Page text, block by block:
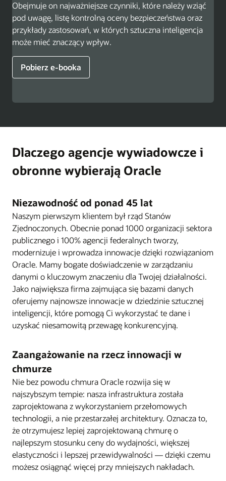
Obejmuje on najważniejsze czynniki, które należy wziąć
pod uwagę, listę kontrolną oceny bezpieczeństwa oraz
przykłady zastosowań, w których sztuczna inteligencja
może mieć znaczący wpływ.
Pobierz e-booka
Dlaczego agencje wywiadowcze i
obronne wybierają Oracle
Niezawodność od ponad 45 lat
Naszym pierwszym klientem był rząd Stanów
Zjednoczonych. Obecnie ponad 1000 organizacji sektora
publicznego i 100% agencji federalnych tworzy,
modernizuje i wprowadza innowacje dzięki rozwiązaniom
Oracle. Mamy bogate doświadczenie w zarządzaniu
danymi o kluczowym znaczeniu dla Twojej działalności.
Jako największa firma zajmująca się bazami danych
oferujemy najnowsze innowacje w dziedzinie sztucznej
inteligencji, które pomogą Ci wykorzystać te dane i
uzyskać niesamowitą przewagę konkurencyjną.
Zaangażowanie na rzecz innowacji w
chmurze
Nie bez powodu chmura Oracle rozwija się w
najszybszym tempie: nasza infrastruktura została
zaprojektowana z wykorzystaniem przełomowych
technologii, a nie przestarzałej architektury. Oznacza to,
że otrzymujesz lepiej zaprojektowaną chmurę o
najlepszym stosunku ceny do wydajności, większej
elastyczności i lepszej przewidywalności — dzięki czemu
możesz osiągnąć więcej przy mniejszych nakładach.